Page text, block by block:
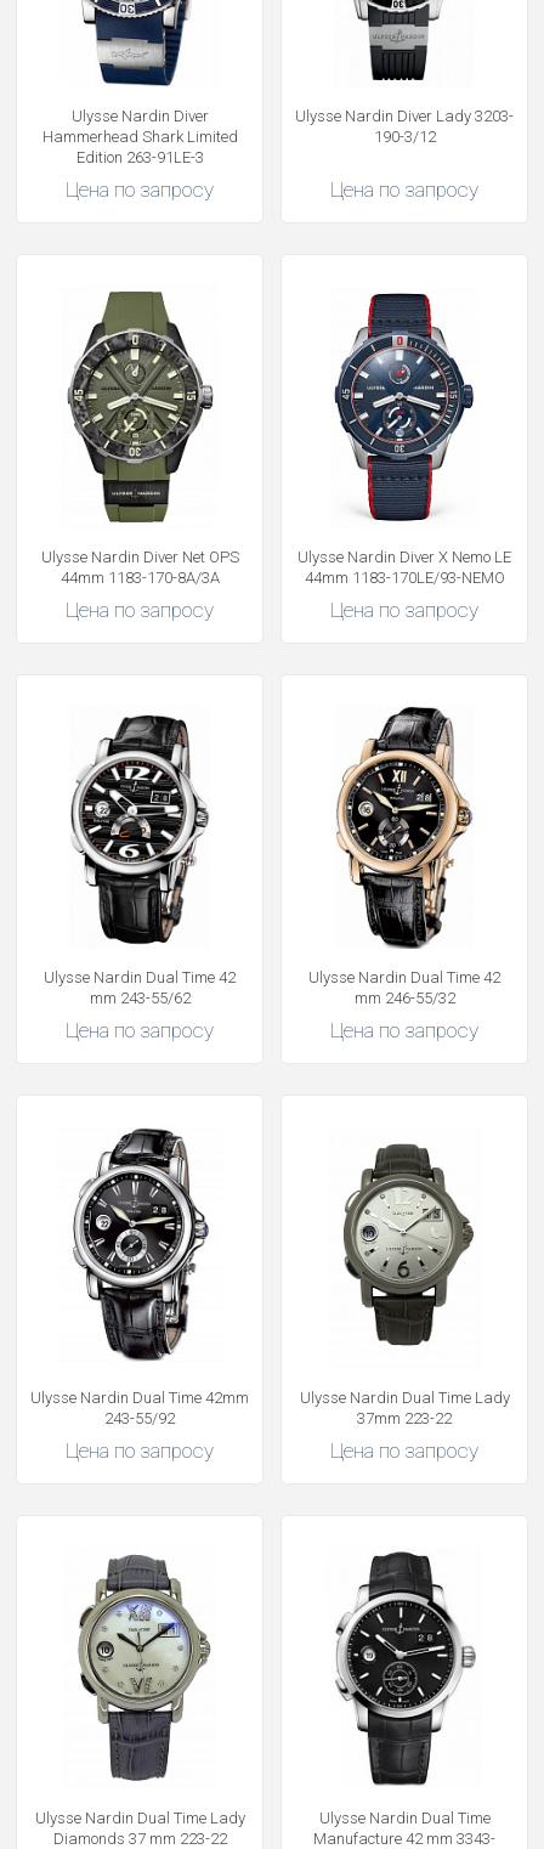
Ulysse Nardin Diver
Hammerhead Shark Limited
Edition 263-91LE-3
Цена по запросу
Ulysse Nardin Diver Lady 3203-
190-3/12
Цена по запросу
Ulysse Nardin Diver Net OPS
44mm 1183-170-8A/3A
Цена по запросу
Ulysse Nardin Diver X Nemo LE
44mm 1183-170LE/93-NEMO
Цена по запросу
Ulysse Nardin Dual Time 42
mm 243-55/62
Цена по запросу
Ulysse Nardin Dual Time 42
mm 246-55/32
Цена по запросу
Ulysse Nardin Dual Time 42mm
243-55/92
Цена по запросу
Ulysse Nardin Dual Time Lady
37mm 223-22
Цена по запросу
Ulysse Nardin Dual Time Lady
Diamonds 37 mm 223-22
Ulysse Nardin Dual Time
Manufacture 42 mm 3343-